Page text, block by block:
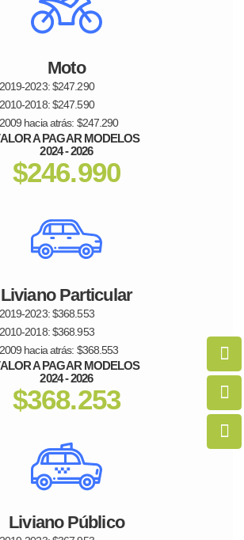
Moto
2023: $247.290
2018: $247.590
hacia atrás: $247.290
A PAGAR MODELOS
2024 - 2026
$246.990
Liviano Particular
2023: $368.553
2018: $368.953
hacia atrás: $368.553
A PAGAR MODELOS
2024 - 2026
$368.253
Liviano Público